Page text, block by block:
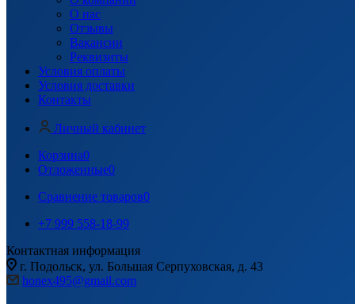
О нас
Отзывы
Вакансии
Реквизиты
Условия оплаты
Условия доставки
Контакты
Личный кабинет
Корзина0
Отложенные0
Сравнение товаров0
+7 999 558-18-99
Контактная информация
г. Подольск, ул. Большая Серпуховская, д. 43
honex495@gmail.com